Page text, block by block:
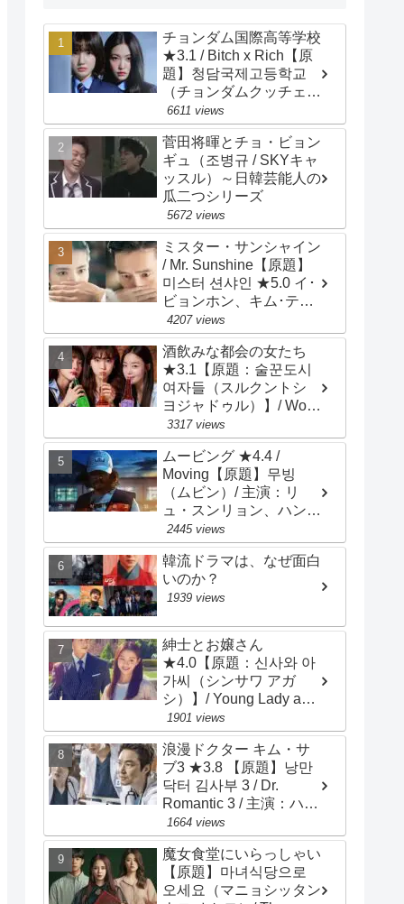
チョンダム国際高等学校
★3.1 / Bitch x Rich【原
題】청담국제고등학교
（チョンダムクッチェ
コドゥンハッキョ）/
Cheongdam
International High
School / 主演：イ・ウン
セム、イェリ
6611 views
菅田将暉とチョ・ビョン
ギュ（조병규 / SKYキャ
ッスル）～日韓芸能人の
瓜二つシリーズ
5672 views
ミスター・サンシャイン
/ Mr. Sunshine【原題】
미스터 션샤인 ★5.0 イ･
ビョンホン、キム･テ
リ、ユ･ヨンソク、ピョ
ン･ヨハン、チョ･ウジ
ン、キム･ビョンチョ
ル、キム･サラン、ペ･ジ
ョンナム、チェ･ムソン
4207 views
酒飲みな都会の女たち
★3.1【原題：술꾼도시
여자들（スルクントシ
ヨジャドゥル）】/ Work
Later, Drink Now /
Drinker City Women / 主
演：イ･ソンビン、ハン･
ソナ、チョン･ウンジ
3317 views
ムービング ★4.4 /
Moving【原題】무빙
（ムビン）/ 主演：リ
ュ・スンリョン、ハン・
ヒョジュ、チョ・インソ
ン
2445 views
韓流ドラマは、なぜ面白
いのか？
1939 views
紳士とお嬢さん
★4.0【原題：신사와 아
가씨（シンサワ アガ
シ）】/ Young Lady and
Gentleman / 主演：チ･
ヒョヌ、イ･セヒ
1901 views
浪漫ドクター キム・サ
ブ3 ★3.8 【原題】낭만
닥터 김사부 3 / Dr.
Romantic 3 / 主演：ハ
ン・ソッキュ、アン・ヒ
ョソプ、イ・ソンギョン
1664 views
魔女食堂にいらっしゃい
【原題】마녀식당으로
오세요（マニョシッタン